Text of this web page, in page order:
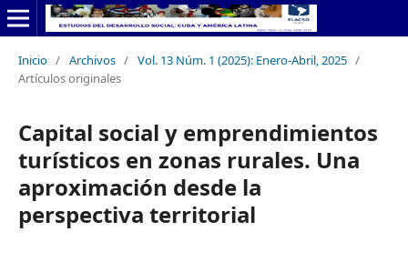
Inicio / Archivos / Vol. 13 Núm. 1 (2025): Enero-Abril, 2025 /
Artículos originales
Capital social y emprendimientos
turísticos en zonas rurales. Una
aproximación desde la
perspectiva territorial